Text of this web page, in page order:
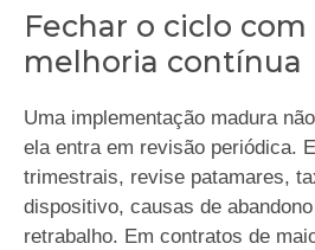
Fechar o ciclo com
melhoria contínua
Uma implementação madura
ela entra em revisão periódica.
trimestrais, revise patamares,
dispositivo, causas de
retrabalho. Em contratos de